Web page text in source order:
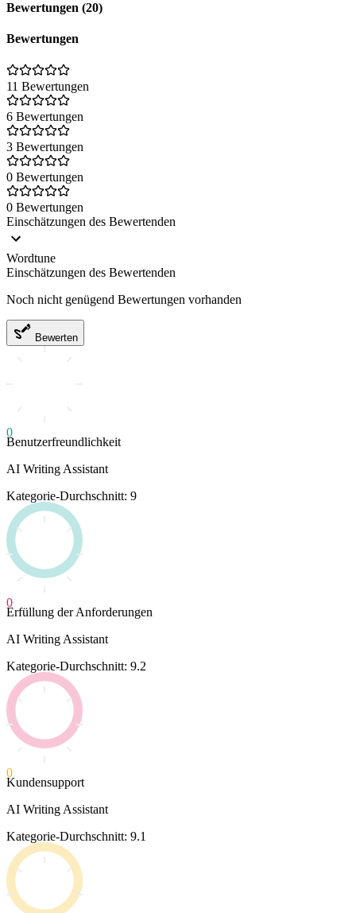
Bewertungen (20)
Bewertungen
11 Bewertungen
6 Bewertungen
3 Bewertungen
0 Bewertungen
0 Bewertungen
Einschätzungen des Bewertenden
Wordtune
Einschätzungen des Bewertenden
Noch nicht genügend Bewertungen vorhanden
Bewerten
0
Benutzerfreundlichkeit
AI Writing Assistant
Kategorie-Durchschnitt: 9
0
Erfüllung der Anforderungen
AI Writing Assistant
Kategorie-Durchschnitt: 9.2
0
Kundensupport
AI Writing Assistant
Kategorie-Durchschnitt: 9.1